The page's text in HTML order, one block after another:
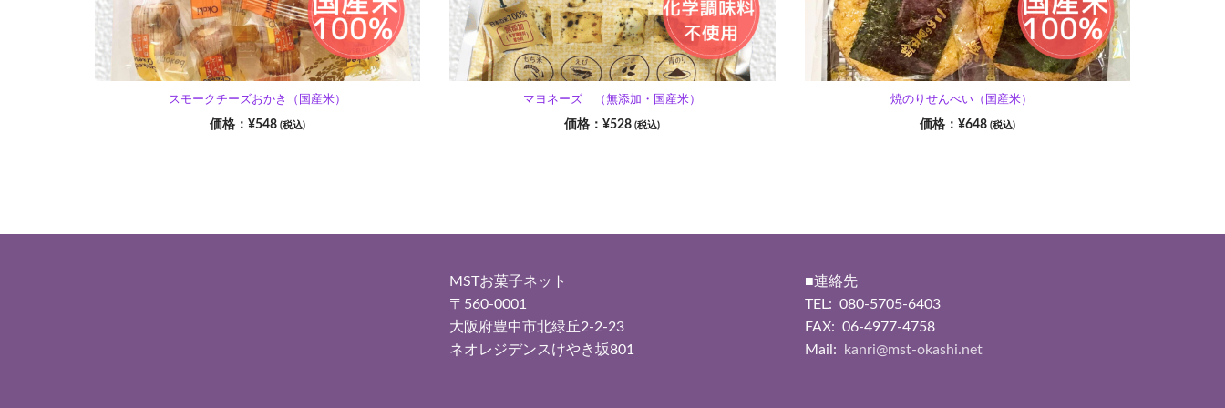
スモークチーズおかき（国産米）
¥548 (税込)
マヨネーズ （無添加・国産米）
¥528 (税込)
焼のりせんべい（国産米）
¥648 (税込)
MSTお菓子ネット
〒560-0001
大阪府豊中市北緑丘2-2-23
ネオレジデンスけやき坂801
■連絡先
TEL: 080-5705-6403
FAX: 06-4977-4758
Mail:
kanri@mst-okashi.net